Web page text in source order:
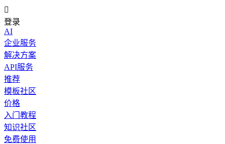

登录
AI
企业服务
解决方案
API服务
推荐
模板社区
价格
入门教程
知识社区
免费使用